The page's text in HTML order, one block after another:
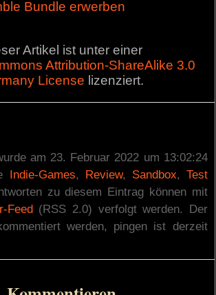
Bundle erwerben
Artikel ist unter einer
Attribution-ShareAlike 3.0
License lizenziert.
am 23. Februar 2022 um 13:02:24
Indie-Games, Review, Sandbox, Test
zu diesem Eintrag können mit
Feed(RSS 2.0) verfolgt werden. Der
werden, pingen ist derzeit